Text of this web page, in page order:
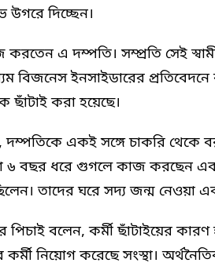
উগরে দিচ্ছেন।
এ দম্পতি। সম্প্রতি সেই
বিজনেস ইনসাইডারের
ছাঁটাই করা হয়েছে।
দম্পতিকে একই সঙ্গে চাকরি থেকে
৬ বছর ধরে গুগলে কাজ করছেন
তাদের ঘরে সদ্য জন্ম নেওয়া
বলেন, কর্মী ছাঁটাইয়ের কারণ
নিয়োগ করেছে সংস্থা।